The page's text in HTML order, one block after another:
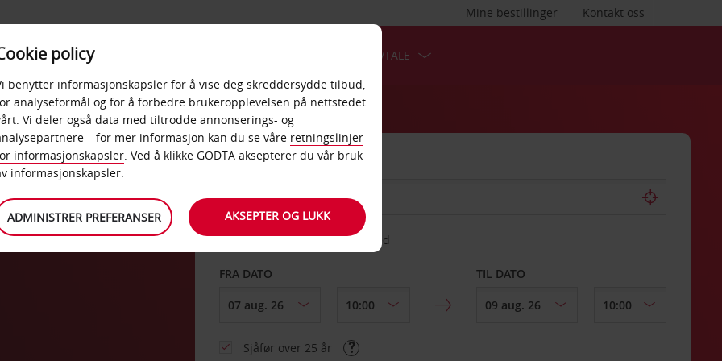
Kontakt oss
Mine bestillinger
PRODUKTER BEDRIFTSAVTALE
HENT FRA
Velg et annet leveringssted
FRA DATO TIL DATO
Sjåfør over 25 år
policy
benytter informasjonskapsler for å vise deg skreddersydde tilbud,
analyseformål og for å forbedre brukeropplevelsen på nettstedet
Vi deler også data med tiltrodde annonserings- og
– for mer informasjon kan du se våre retningslinjer
informasjonskapsler. Ved å klikke GODTA aksepterer du vår bruk
informasjonskapsler.
ADMINISTRER PREFERANSER AKSEPTER OG LUKK